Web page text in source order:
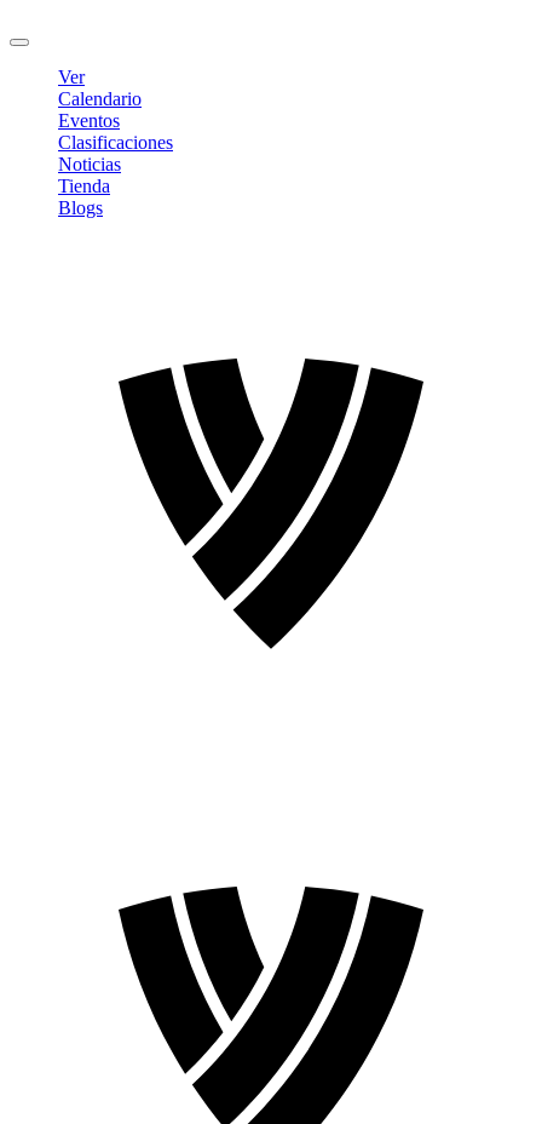
Ver
Calendario
Eventos
Clasificaciones
Noticias
Tienda
Blogs